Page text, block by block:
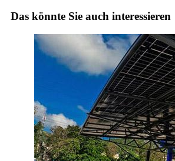
Das könnte Sie auch interessieren